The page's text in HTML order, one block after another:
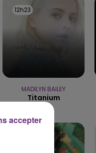
15h00 - 19h00
LE CLUB
12h23
12h23
MADILYN BAILEY
Titanium
accepter